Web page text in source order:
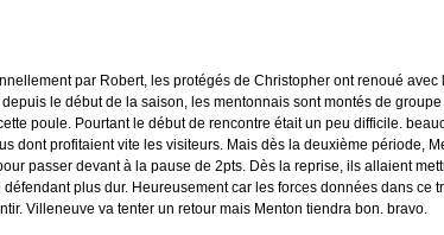
par Robert, les protégés de Christopher ont renoué avec
le début de la saison, les mentonnais sont montés de
poule. Pourtant le début de rencontre était un peu difficile.
dont profitaient vite les visiteurs. Mais dès la deuxième période,
passer devant à la pause de 2pts. Dès la reprise, ils allaient
défendant plus dur. Heureusement car les forces données dans ce
Villeneuve va tenter un retour mais Menton tiendra bon. bravo.